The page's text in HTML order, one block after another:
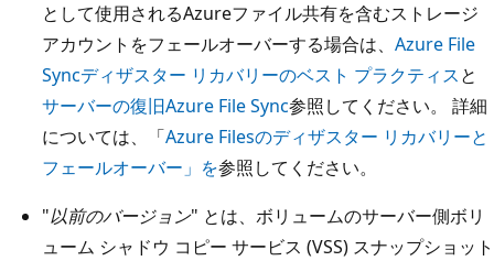
として使用されるAzureファイル共有を含むストレージ
アカウントをフェールオーバーする場合は、 Azure File
Syncディザスター リカバリーのベスト プラクティスと
サーバーの復旧Azure File Sync参照してください。 詳細
については、「Azure Filesのディザスター リカバリーと
フェールオーバー」を参照してください。
"以前のバージョン" とは、ボリュームのサーバー側ボリ
ューム シャドウ コピー サービス (VSS) スナップショット